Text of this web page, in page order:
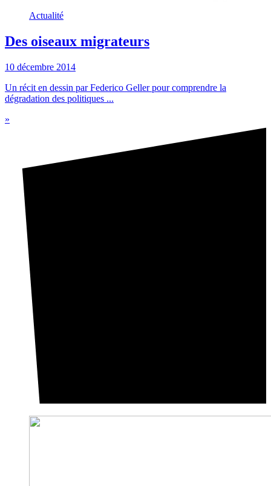
Actualité
Des oiseaux migrateurs
10 décembre 2014
Un récit en dessin par Federico Geller pour comprendre la
dégradation des politiques ...
»